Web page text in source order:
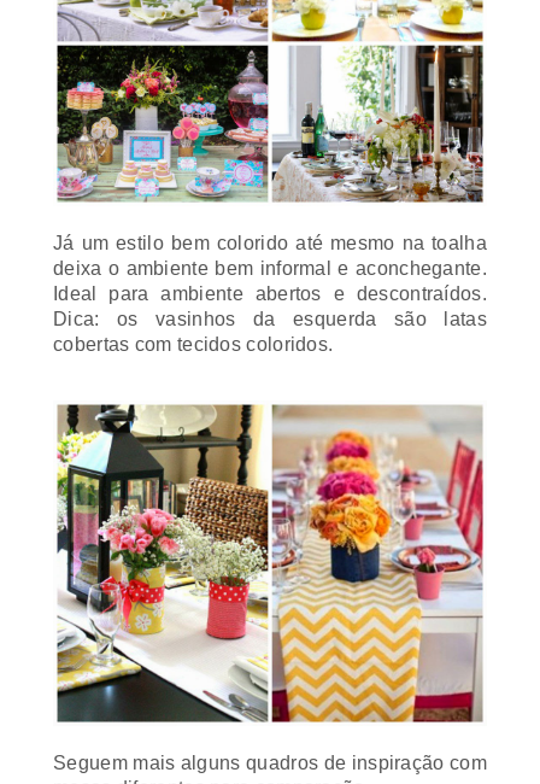
Já um estilo bem colorido até mesmo na toalha
deixa o ambiente bem informal e aconchegante.
Ideal para ambiente abertos e descontraídos.
Dica: os vasinhos da esquerda são latas
cobertas com tecidos coloridos.
Seguem mais alguns quadros de inspiração com